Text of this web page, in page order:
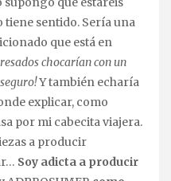
tiene sentido. Sería una
que está en
chocarían con un
Y también echaría
explicar, como
por mi cabecita viajera.
a producir
Soy adicta a producir